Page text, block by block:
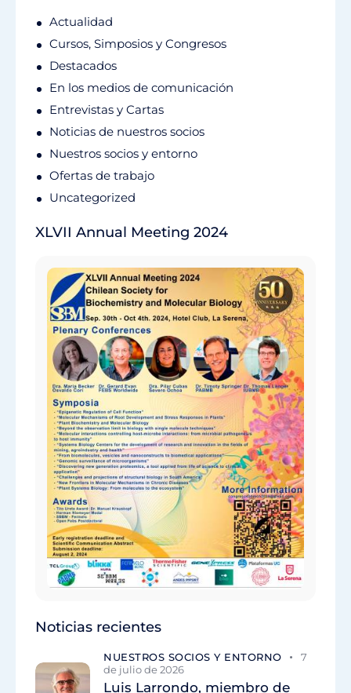
Actualidad
Cursos, Simposios y Congresos
Destacados
En los medios de comunicación
Entrevistas y Cartas
Noticias de nuestros socios
Nuestros socios y entorno
Ofertas de trabajo
Uncategorized
XLVII Annual Meeting 2024
Noticias recientes
NUESTROS SOCIOS Y ENTORNO
7
de julio de 2026
Luis Larrondo, miembro de